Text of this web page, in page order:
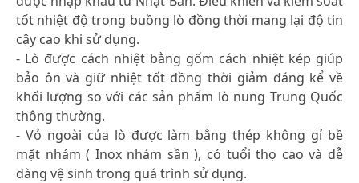
tốt nhiệt độ trong buồng lò đồng thời mang lại độ tin
cậy cao khi sử dụng.
- Lò được cách nhiệt bằng gốm cách nhiệt kép giúp
bảo ôn và giữ nhiệt tốt đồng thời giảm đáng kể về
khối lượng so với các sản phẩm lò nung Trung Quốc
thông thường.
- Vỏ ngoài của lò được làm bằng thép không gỉ bề
mặt nhám ( Inox nhám sần ), có tuổi thọ cao và dễ
dàng vệ sinh trong quá trình sử dụng.